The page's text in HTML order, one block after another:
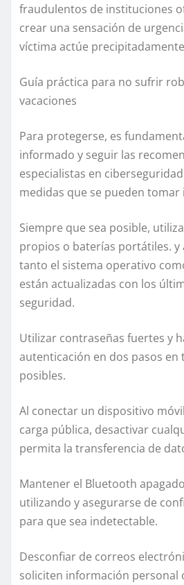
fraudulentos de instituciones
crear una sensación de
víctima actúe
Guía práctica para no sufrir
vacaciones
Para protegerse, es
informado y seguir las
especialistas en
medidas que se pueden tomar
Siempre que sea posible,
propios o baterías portátiles. y
tanto el sistema operativo
están actualizadas con los
seguridad.
Utilizar contraseñas fuertes y
autenticación en dos pasos en
posibles.
Al conectar un dispositivo
carga pública, desactivar
permita la transferencia de
Mantener el Bluetooth
utilizando y asegurarse de
para que sea indetectable.
Desconfiar de correos
soliciten información personal